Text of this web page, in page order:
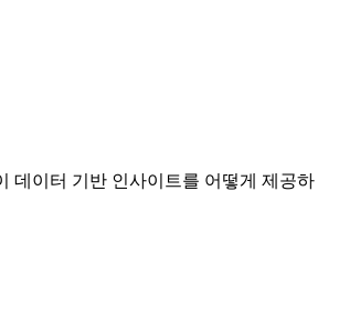
데이터 기반 인사이트를 어떻게 제공하